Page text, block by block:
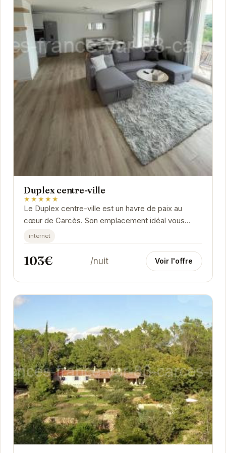
Duplex centre-ville
★★★★★
Le Duplex centre-ville est un havre de paix au
cœur de Carcès. Son emplacement idéal vous
permet de profiter pleinement de la vie locale, tout
en...
internet
103€ /nuit Voir l'offre